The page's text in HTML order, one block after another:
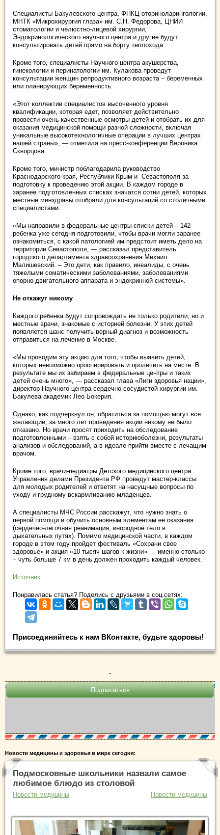
Специалисты Бакулевского центра, ФНКЦ оториноларингологии,
МНТК «Микрохирургия глаза» им. С.Н. Федорова, ЦНИИ
стоматологии и челюстно-лицевой хирургии,
Эндокринологического научного центра и другие будут
консультировать детей прямо на борту теплохода.
Кроме того, специалисты Научного центра акушерства,
гинекологии и перинатологии им. Кулакова проведут
консультации женщин репродуктивного возраста – беременных
или планирующих беременность.
«Этот коллектив специалистов высоченного уровня
квалификации, которая едет, позволяет действительно
провести очень качественные осмотры детей и отобрать их для
оказания медицинской помощи разной сложности, включая
уникальные высокотехнологичные операции в лучших центрах
нашей страны», — отметила на пресс-конференции Вероника
Скворцова.
Кроме того, министр поблагодарила руководство
Краснодарского края, Республики Крым и Севастополя за
подготовку к проведению этой акции. В каждом городе в
заранее подготовленных списках значатся сотни детей, которых
местные минздравы отобрали для консультаций со столичными
специалистами.
«Мы направили в федеральные центры списки детей – 142
ребенка уже сегодня подготовили, чтобы врачи могли заранее
ознакомиться, с какой патологией им предстоит иметь дело на
территории Севастополя, — рассказал представитель
городского департамента здравоохранения Михаил
Малишевский. – Это дети, как правило, инвалиды, с очень
тяжелыми соматическими заболеваниями, заболеваниями
опорно-двигательного аппарата и эндокринной системы».
Не откажут никому
Каждого ребенка будут сопровождать не только родители, но и
местные врачи, знакомые с историей болезни. У этих детей
появляется шанс получить верный диагноз и возможность
отправиться на лечение в Москве.
«Мы проводим эту акцию для того, чтобы выявить детей,
которых невозможно прооперировать и пролечить на месте. В
результате мы их забираем в федеральные центры и таких
детей очень много», — рассказал глава «Лиги здоровья нации»,
директор Научного центра сердечно-сосудистой хирургии им.
Бакулева академик Лео Бокерия.
Однако, как подчеркнул он, обратиться за помощью могут все
желающие, за много лет проведения акции никому не было
отказано. Но врачи просят приходить на обследование
подготовленными – взять с собой историюболезни, результаты
анализов и обследований, а в идеале прийти вместе с лечащим
врачом.
Кроме того, врачи-педиатры Детского медицинского центра
Управления делами Президента РФ проведут мастер-классы
для молодых родителей и ответят на насущные вопросы по
уходу и грудному вскармливанию младенцев.
А специалисты МЧС России расскажут, что нужно знать о
первой помощи и обучить основным элементам ее оказания
(сердечно-легочная реанимация, инородное тело в
дыхательных путях). Помимо медицинской части, в каждом
городе в этом году пройдет фестиваль «Сохрани свое
здоровье» и акция «10 тысяч шагов к жизни» — именно столько
– чуть больше 7 км в день должен проходить каждый человек.
Источник
Понравилась статья? Поделись с друзьями в соц.сетях:
Присоединяйтесь к нам ВКонтакте, будьте здоровы!
.
Новости медицины и здоровья в мире сегодня:
Подмосковные школьники назвали самое
любимое блюдо из столовой
Новости медицины Новости медицины